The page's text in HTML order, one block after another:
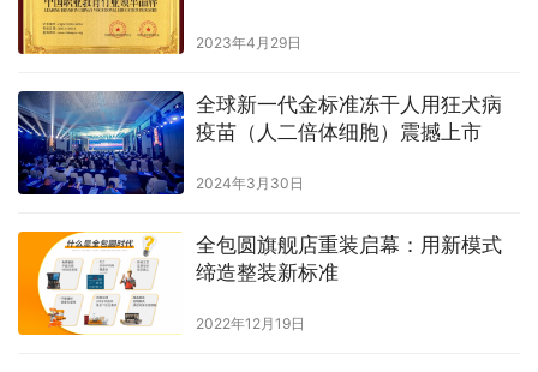
2023年4月29日
全球新一代金标准冻干人用狂犬病
疫苗（人二倍体细胞）震撼上市
2024年3月30日
全包圆旗舰店重装启幕：用新模式
缔造整装新标准
2022年12月19日